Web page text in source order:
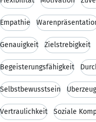
Empathie
Genauigkeit Zielstrebigkeit
Begeisterungsfähigkeit
Selbstbewusstsein
Vertraulichkeit Soziale